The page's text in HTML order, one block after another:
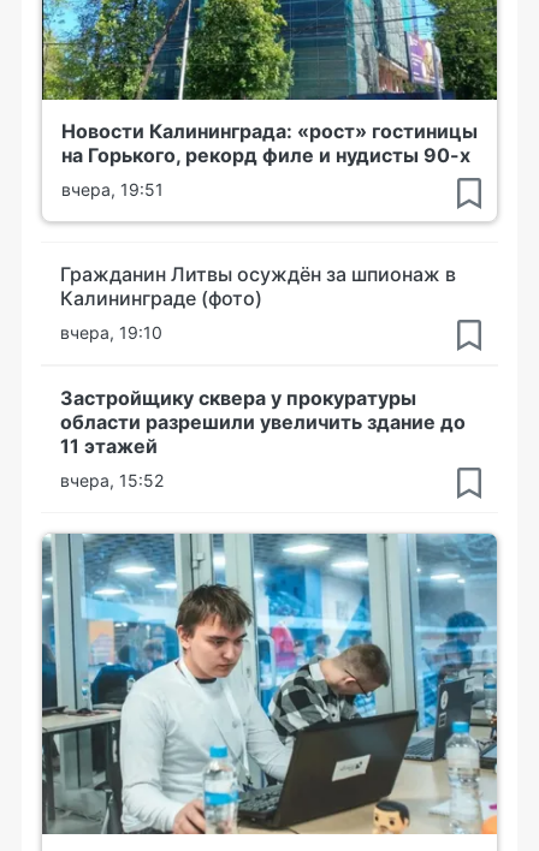
Новости Калининграда: «рост» гостиницы
на Горького, рекорд филе и нудисты 90-х
вчера, 19:51
Гражданин Литвы осуждён за шпионаж в
Калининграде (фото)
вчера, 19:10
Застройщику сквера у прокуратуры
области разрешили увеличить здание до
11 этажей
вчера, 15:52